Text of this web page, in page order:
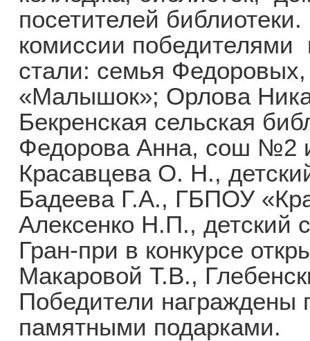
посетителей
комиссии победителями
стали: семья
«Малышок»; Орлова
Бекренская сельская
Федорова Анна, сош №2
Красавцева О. Н.,
Бадеева Г.А., ГБПОУ
Алексенко Н.П.,
Гран-при в конкурсе
Макаровой Т.В.,
Победители награждены
памятными подарками.